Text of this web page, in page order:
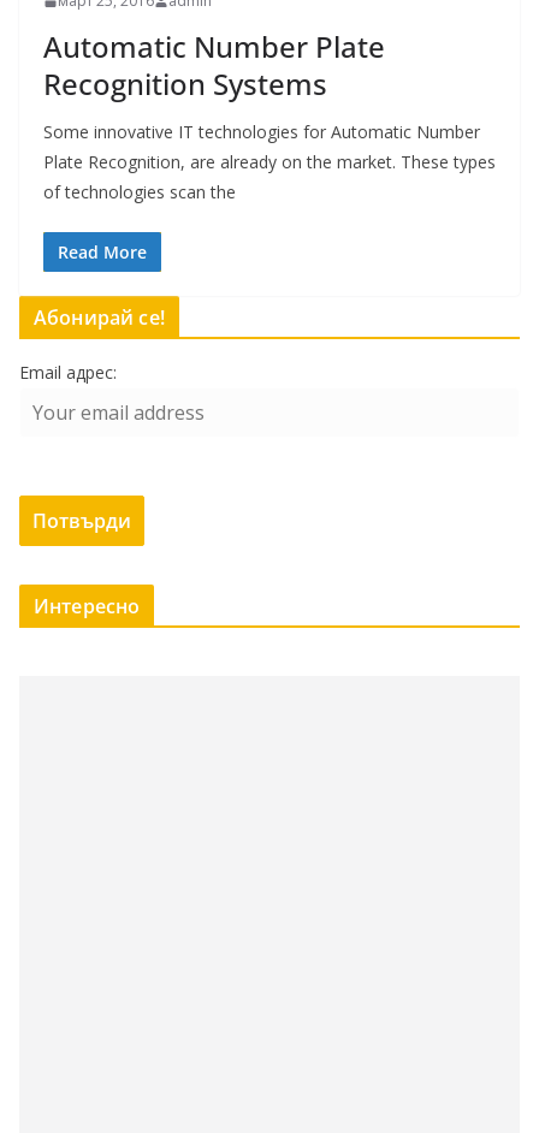
Automatic Number Plate
Recognition Systems
Some innovative IT technologies for Automatic Number
Plate Recognition, are already on the market. These types
of technologies scan the
Read More
Абонирай се!
Email адрес:
Интересно